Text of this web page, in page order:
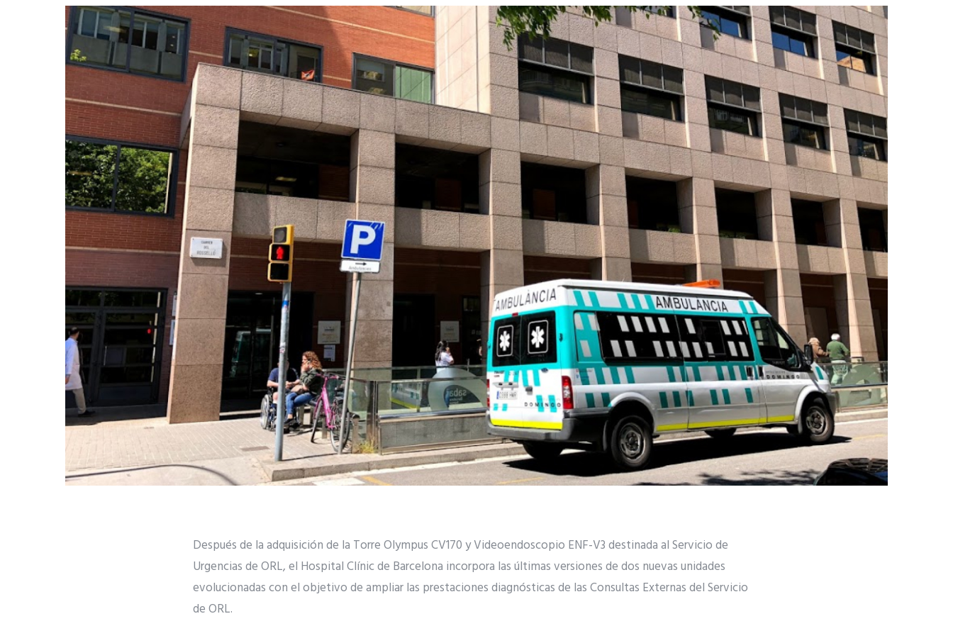
Después de la adquisición de la Torre Olympus CV170 y Videoendoscopio ENF-V3 destinada al Servicio de
Urgencias de ORL, el Hospital Clínic de Barcelona incorpora las últimas versiones de dos nuevas unidades
evolucionadas con el objetivo de ampliar las prestaciones diagnósticas de las Consultas Externas del Servicio
de ORL.